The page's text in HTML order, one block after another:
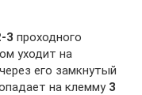
3 проходного
уходит на
его замкнутый
на клемму 3